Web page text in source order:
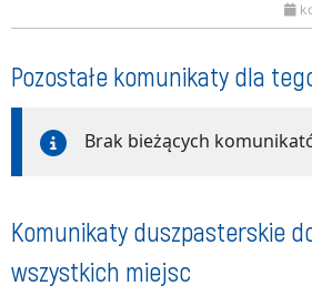
Pozostałe komunikaty dla
Brak bieżących
Komunikaty duszpasterskie
wszystkich miejsc